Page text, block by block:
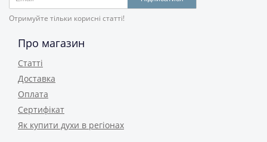
Отримуйте тільки корисні статті!
Про магазин
Статті
Доставка
Оплата
Сертифікат
Як купити духи в регіонах